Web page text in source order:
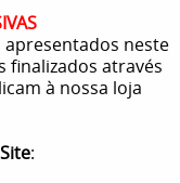
apresentados neste
finalizados através
à nossa loja
: